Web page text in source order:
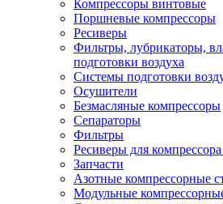
Компрессоры винтовые
Поршневые компрессоры
Ресиверы
Фильтры, лубрикаторы,
подготовки воздуха
Системы подготовки
Осушители
Безмасляные компрессоры
Сепараторы
Фильтры
Ресиверы для
Запчасти
Азотные компрессорные
Модульные